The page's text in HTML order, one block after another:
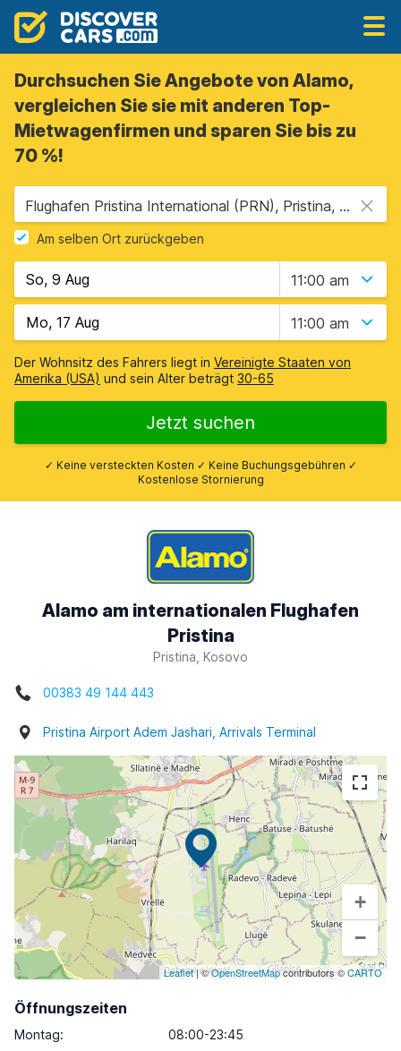
Durchsuchen Sie Angebote von Alamo,
vergleichen Sie sie mit anderen Top-
Mietwagenfirmen und sparen Sie bis zu
70 %!
Flughafen Pristina International (PRN), Pristina, Kosovo
Am selben Ort zurückgeben
11:00 am
11:00 am
Der Wohnsitz des Fahrers liegt in Vereinigte Staaten von
Amerika (USA) und sein Alter beträgt 30-65
Jetzt suchen
✓ Keine versteckten Kosten ✓ Keine Buchungsgebühren ✓
Kostenlose Stornierung
Alamo am internationalen Flughafen
Pristina
Pristina, Kosovo
00383 49 144 443
Pristina Airport Adem Jashari, Arrivals Terminal
+
−
Leaflet| ©OpenStreetMapcontributors ©CARTO
Öffnungszeiten
Montag:
08:00-23:45